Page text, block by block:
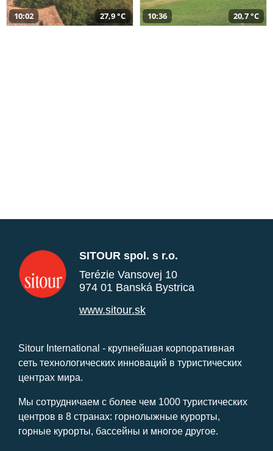
10:02 27,9 °C 10:36 20,7 °C
SITOUR spol. s r.o.
Terézie Vansovej 10
974 01 Banská Bystrica
www.sitour.sk
Sitour International - крупнейшая корпоративная
сеть технологических инноваций в туристических
центрах мира.
Мы сотрудничаем с более чем 1000 туристических
центров в 8 странах: горнолыжные курорты,
горные курорты, бассейны и многое другое.